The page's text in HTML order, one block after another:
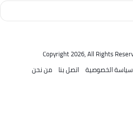
سياسة الخصوصية اتصل بنا من نحن